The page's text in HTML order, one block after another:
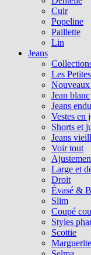
Cuir
Popeline
Paillette
Lin
Jeans
Les Petites
Nouveaux
Jean blanc
Jeans
Vestes en
Shorts et
Jeans
Voir tout
Large et
Droit
Évasé &
Slim
Coupé
Styles
Scottie
Marguerite